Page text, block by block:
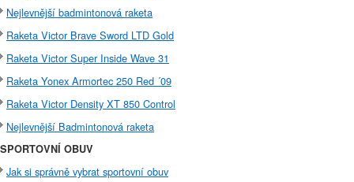
Nejlevnější badmintonová raketa
Raketa Victor Brave Sword LTD Gold
Raketa Victor Super Inside Wave 31
Raketa Yonex Armortec 250 Red ´09
Raketa Victor Density XT 850 Control
Nejlevnější Badmintonová raketa
SPORTOVNÍ OBUV
Jak si správně vybrat sportovní obuv